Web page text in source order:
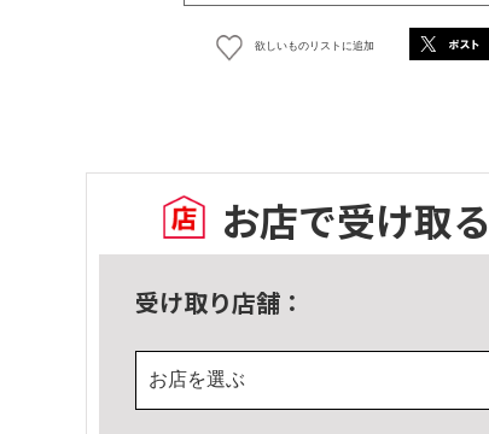
欲しいものリストに追加
お店で受け取る
受け取り店舗：
お店を選ぶ